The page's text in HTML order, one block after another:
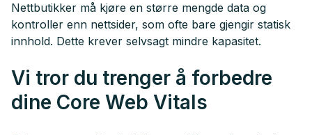
Nettbutikker må kjøre en større mengde data og
kontroller enn nettsider, som ofte bare gjengir statisk
innhold. Dette krever selvsagt mindre kapasitet.
Vi tror du trenger å forbedre
dine Core Web Vitals